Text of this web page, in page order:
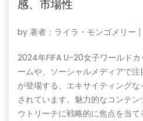
感、市場性
by 著者：ライラ・モンゴメリー
2024年FIFA U-20女子ワールド
ームや、ソーシャルメディアで
が登場する、エキサイティング
されています。魅力的なコンテ
ウトリーチに戦略的に焦点を当